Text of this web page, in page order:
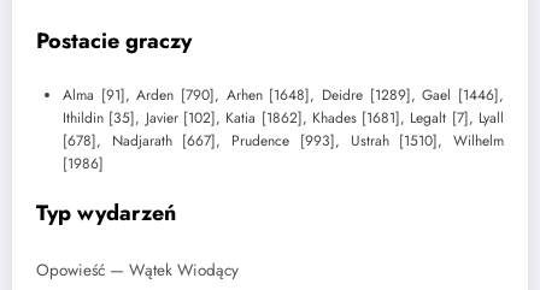
Postacie graczy
Alma [91], Arden [790], Arhen [1648], Deidre [1289], Gael [1446],
Ithildin [35], Javier [102], Katia [1862], Khades [1681], Legalt [7], Lyall
[678], Nadjarath [667], Prudence [993], Ustrah [1510], Wilhelm
[1986]
Typ wydarzeń
Opowieść — Wątek Wiodący